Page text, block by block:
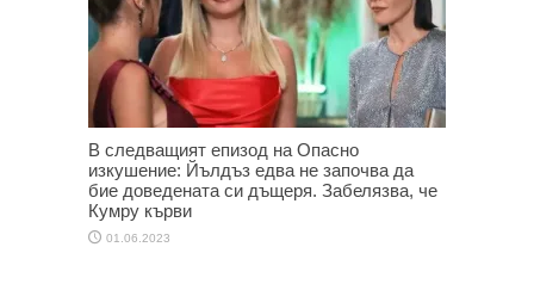
В следващият епизод на Опасно
изкушение: Йълдъз едва не започва да
бие доведената си дъщеря. Забелязва, че
Кумру кърви
01.06.2023